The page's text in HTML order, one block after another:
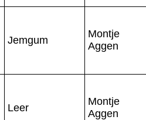
Jemgum
Montje
Aggen
Leer
Montje
Aggen